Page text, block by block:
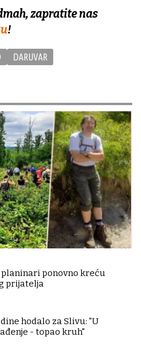
planinari ponovno kreću
prijatelja
hodalo za Slivu: "U
- topao kruh"
zapratite nas
!
DARUVAR